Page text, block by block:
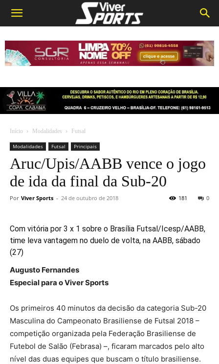
Início Modalidades Futsal
Modalidades Futsal Principais
Aruc/Upis/AABB vence o jogo
de ida da final da Sub-20
Por Viver Sports - 24 de outubro de 2018 0
181
Com vitória por 3 x 1 sobre o Brasília Futsal/Icesp/AABB,
time leva vantagem no duelo de volta, na AABB, sábado
(27)
Augusto Fernandes
Especial para o Viver Sports
Os primeiros 40 minutos da decisão da categoria Sub-20
Masculina do Campeonato Brasiliense de Futsal 2018 –
competição organizada pela Federação Brasiliense de
Futebol de Salão (Febrasa) –, ficaram marcados pelo alto
nível das duas equipes que buscam o título brasiliense.